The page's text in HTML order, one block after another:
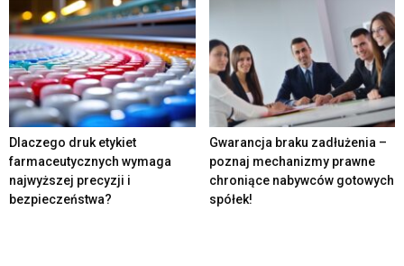
Dlaczego druk etykiet
farmaceutycznych wymaga
najwyższej precyzji i
bezpieczeństwa?
Gwarancja braku zadłużenia –
poznaj mechanizmy prawne
chroniące nabywców gotowych
spółek!